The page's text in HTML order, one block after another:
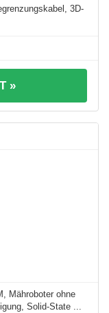
3D-
»
Mähroboter ohne
Solid-State ...